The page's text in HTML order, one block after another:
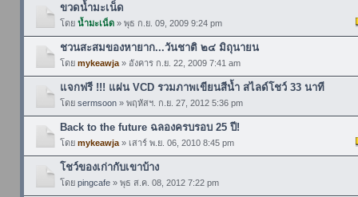
ขวดน้ำมะเน็ด
โดย น้ำมะเน็ด» พุธ ก.ย. 09, 2009 9:24 pm
ชวนสะสมของหายาก...วันชาติ ๒๔ มิถุนายน
โดย mykeawja» อังคาร ก.ย. 22, 2009 7:41 am
แจกฟรี !!! แผ่น VCD รวมภาพเขียนสีน้ำ สไลด์โชว์ 33 นาที
โดย sermsoon» พฤหัสฯ. ก.ย. 27, 2012 5:36 pm
Back to the future ฉลองครบรอบ 25 ปี!
โดย mykeawja» เสาร์ พ.ย. 06, 2010 8:45 pm
โชว์ของเก่ากับเขาบ้าง
โดย pingcafe» พุธ ส.ค. 08, 2012 7:22 pm